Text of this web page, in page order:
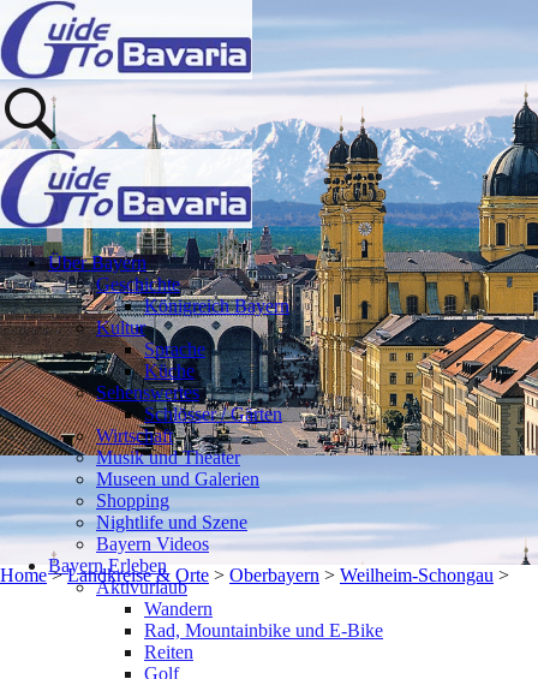
Home>Landkreise & Orte > Oberbayern > Weilheim-Schongau >
Über Bayern
Geschichte
Königreich Bayern
Kultur
Sprache
Küche
Sehenswertes
Schlösser / Gärten
Wirtschaft
Musik und Theater
Museen und Galerien
Shopping
Nightlife und Szene
Bayern Videos
Bayern Erleben
Aktivurlaub
Wandern
Rad, Mountainbike und E-Bike
Reiten
Golf